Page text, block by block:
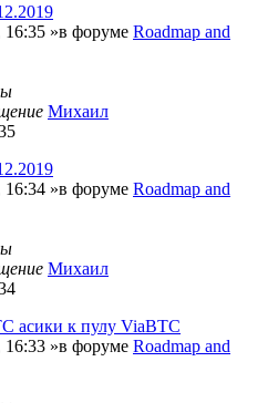
16:35 »в форуме Roadmap and
Михаил
16:34 »в форуме Roadmap and
Михаил
асики к пулу ViaBTC
16:33 »в форуме Roadmap and